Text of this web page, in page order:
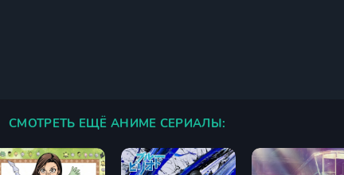
СМОТРЕТЬ ЕЩЁ АНИМЕ СЕРИАЛЫ: